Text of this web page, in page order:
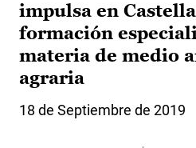
impulsa en
formación
materia de medio
agraria
18 de Septiembre de 2019